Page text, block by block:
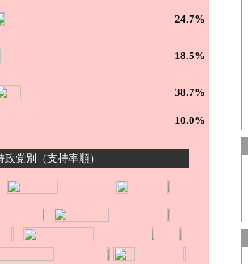
24.7%
18.5%
38.7%
10.0%
政党別（支持率順）